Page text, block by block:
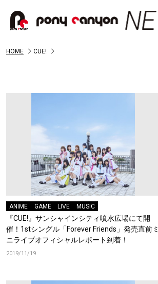
HOME CUE!
ANIME GAME LIVE MUSIC
『CUE!』サンシャインシティ噴水広場にて開
催！1stシングル「Forever Friends」発売直前ミ
ニライブオフィシャルレポート到着！
2019/11/19